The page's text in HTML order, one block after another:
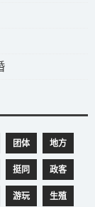
团体 地方
挺同 政客
游玩 生殖